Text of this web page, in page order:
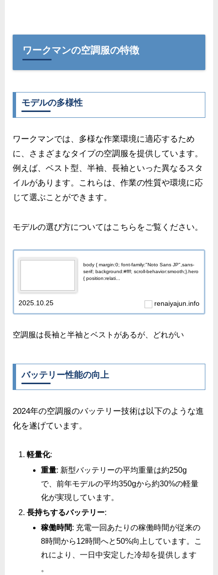
ワークマンの空調服の特徴
モデルの多様性
ワークマンでは、多様な作業環境に適応するため
に、さまざまなタイプの空調服を提供しています。
例えば、ベスト型、半袖、長袖といった異なるスタ
イルがあります。これらは、作業の性質や環境に応
じて選ぶことができます。
モデルの選び方についてはこちらをご覧ください。
body { margin:0; font-family:"Noto Sans JP",sans-
serif; background:#fff; scroll-behavior:smooth;}.hero
{ position:relati...
renaiyajun.info
2025.10.25
空調服は長袖と半袖とベストがあるが、どれがい
バッテリー性能の向上
2024年の空調服のバッテリー技術は以下のような進
化を遂げています。
軽量化:
重量: 新型バッテリーの平均重量は約250g
で、前年モデルの平均350gから約30%の軽量
化が実現しています​。
長持ちするバッテリー:
稼働時間: 充電一回あたりの稼働時間が従来の
8時間から12時間へと50%向上しています。こ
れにより、一日中安定した冷却を提供します​​
。